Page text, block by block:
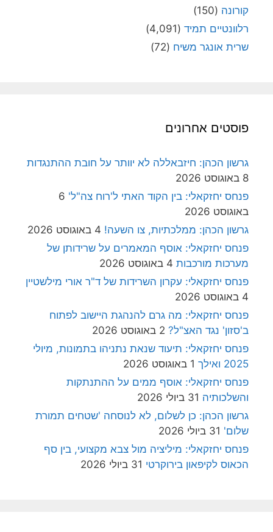
קורונה (150)
רלוונטיים תמיד (4,091)
שרית אונגר משיח (72)
פוסטים אחרונים
גרשון הכהן: חיזבאללה לא יוותר על חובת ההתנגדות
8 באוגוסט 2026
פנחס יחזקאלי: בין הקוד האתי ל'רוח צה"ל' 6
באוגוסט 2026
גרשון הכהן: ממלכתיות, צו השעה! 4 באוגוסט 2026
פנחס יחזקאלי: אוסף המאמרים על שרידותן של
מערכות מורכבות 4 באוגוסט 2026
פנחס יחזקאלי: עקרון השרידות של ד"ר אורי מילשטיין
4 באוגוסט 2026
פנחס יחזקאלי: מה גרם להנהגת היישוב לפתוח
ב'סזון' נגד האצ"ל? 2 באוגוסט 2026
פנחס יחזקאלי: תיעוד שנאת נתניהו בתמונות, מיולי
2025 ואילך
1 באוגוסט 2026
פנחס יחזקאלי: אוסף ממים על ההתנתקות
והשלכותיה 31 ביולי 2026
גרשון הכהן: כן לשלום, לא לנוסחה 'שטחים תמורת
שלום' 31 ביולי 2026
פנחס יחזקאלי: מיליציה מול צבא מקצועי, בין סף
הכאוס לקיפאון בירוקרטי 31 ביולי 2026